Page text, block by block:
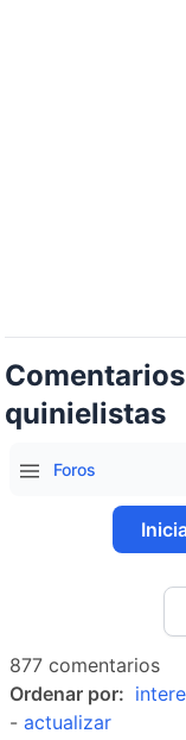
quinielistas
Foros
877 comentarios
Ordenar por:
- actualizar